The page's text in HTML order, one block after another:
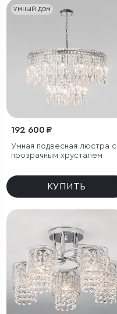
УМНЫЙ ДОМ
192 600 ₽
Умная подвесная люстра с
прозрачным хрусталем
КУПИТЬ